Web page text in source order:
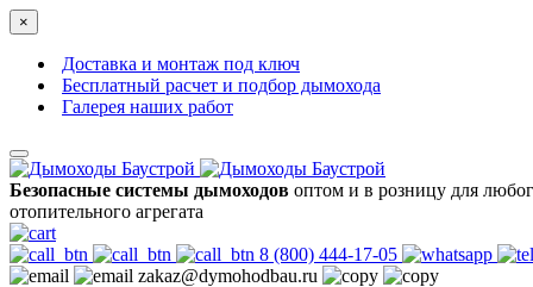
×
Доставка и монтаж под ключ
Бесплатный расчет и подбор дымохода
Галерея наших работ
Безопасные системы дымоходов оптом и в розницу для
отопительного агрегата
8 (800) 444-17-05
zakaz@dymohodbau.ru